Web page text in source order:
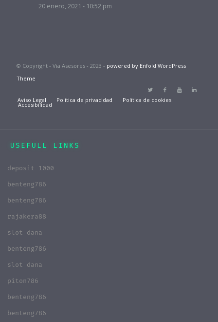
20 enero, 2021 - 10:52 pm
© Copyright - Via Asesores - 2023 - powered by Enfold WordPress
Theme
Aviso Legal Política de privacidad Política de cookies
Accesibilidad
USEFULL LINKS
deposit 1000
benteng786
benteng786
rajakera88
slot dana
benteng786
slot dana
piton786
benteng786
benteng786